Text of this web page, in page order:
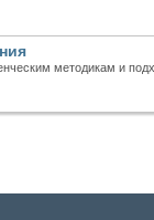
методикам и